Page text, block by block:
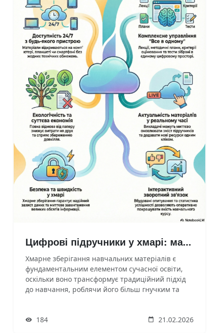
Цифрові підручники у хмарі: майбутнє освіти, яке вже доступне сьогодні
Хмарне зберігання навчальних матеріалів є
фундаментальним елементом сучасної освіти,
оскільки воно трансформує традиційний підхід
до навчання, роблячи його більш гнучким та
наступними факторами:• Постійна доступність та
184 21.02.2026